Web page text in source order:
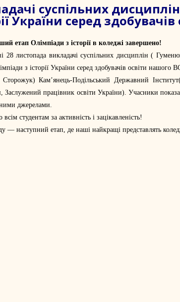
суспільних
України серед здобувачів
етап Олімпіади з історії в коледжі завершено!
28 листопада викладачі суспільних дисциплін (
з історії України серед здобувачів освіти нашого
Сторожук)Кам’янець-Подільський Державний Інститут
Заслужений працівник освіти України). Учасники
джерелами.
студентам за активність і зацікавленість!
— наступний етап, де наші найкращі представлять